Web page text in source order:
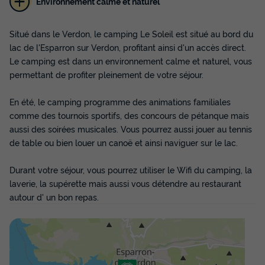
Mobilhome 3 personnes - Mobill home
Annulation gratuite
Récent
Surface
18m²
Adultes
3
Chambres
1
Salle de bain
1
Voir le plan 2D Réfrigérateur
Salon de jardin
Chauffage
Mobilhome 3 personnes - Mobill home Esparron 1 chambre
du14/09/2026 21/09/2026
Modifier les dates
Situé dans le Verdon, le camping Le Soleil est situé au bord du
lac de l'Esparron sur Verdon, profitant ainsi d'un accès direct.
Le camping est dans un environnement calme et naturel, vous
permettant de profiter pleinement de votre séjour.
En été, le camping programme des animations familiales
comme des tournois sportifs, des concours de pétanque mais
aussi des soirées musicales. Vous pourrez aussi jouer au tennis
de table ou bien louer un canoë et ainsi naviguer sur le lac.
Durant votre séjour, vous pourrez utiliser le Wifi du camping, la
laverie, la supérette mais aussi vous détendre au restaurant
autour d' un bon repas.